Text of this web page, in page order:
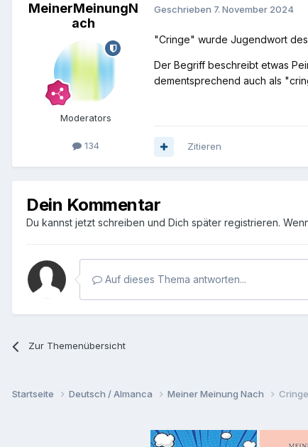
MeinerMeinungN
ach
Moderators
134
Geschrieben 7. November 2024
"Cringe" wurde Jugendwort des
Der Begriff beschreibt etwas
dementsprechend auch als
Zitieren
Dein Kommentar
Du kannst jetzt schreiben und Dich später registrieren.
Auf dieses Thema antworten...
Zur Themenübersicht
Startseite Deutsch / Almanca Meiner Meinung Nach Cringe